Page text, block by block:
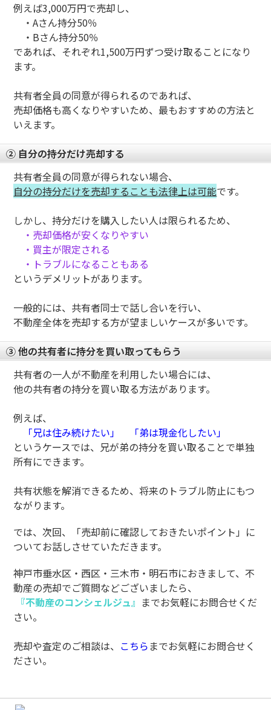
例えば3,000万円で売却し、
・Aさん持分50％
・Bさん持分50％
であれば、それぞれ1,500万円ずつ受け取ることになり
ます。
共有者全員の同意が得られるのであれば、
売却価格も高くなりやすいため、最もおすすめの方法と
いえます。
② 自分の持分だけ売却する
共有者全員の同意が得られない場合、
自分の持分だけを売却することも法律上は可能です。
しかし、持分だけを購入したい人は限られるため、
・売却価格が安くなりやすい
・買主が限定される
・トラブルになることもある
というデメリットがあります。
一般的には、共有者同士で話し合いを行い、
不動産全体を売却する方が望ましいケースが多いです。
③ 他の共有者に持分を買い取ってもらう
共有者の一人が不動産を利用したい場合には、
他の共有者の持分を買い取る方法があります。
例えば、
「兄は住み続けたい」 「弟は現金化したい」
というケースでは、兄が弟の持分を買い取ることで単独
所有にできます。
共有状態を解消できるため、将来のトラブル防止にもつ
ながります。
では、次回、「売却前に確認しておきたいポイント」に
ついてお話しさせていただきます。
神戸市垂水区・西区・三木市・明石市におきまして、不
動産の売却でご質問などございましたら、
『不動産のコンシェルジュ』 までお気軽にお問合せくだ
さい。
売却や査定のご相談は、 こちら までお気軽にお問合せく
ださい。